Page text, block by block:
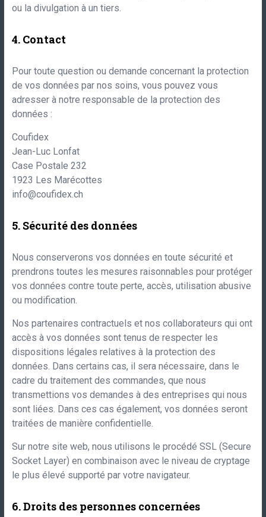
ou la divulgation à un tiers.
Contact
Pour toute question ou demande concernant la protection
de vos données par nos soins, vous pouvez vous
adresser à notre responsable de la protection des
données :
Coufidex
Jean-Luc Lonfat
Case Postale 232
1923 Les Marécottes
info@coufidex.ch
Sécurité des données
Nous conserverons vos données en toute sécurité et
prendrons toutes les mesures raisonnables pour protéger
vos données contre toute perte, accès, utilisation abusive
ou modification.
Nos partenaires contractuels et nos collaborateurs qui ont
accès à vos données sont tenus de respecter les
dispositions légales relatives à la protection des
données. Dans certains cas, il sera nécessaire, dans le
cadre du traitement des commandes, que nous
transmettions vos demandes à des entreprises qui nous
sont liées. Dans ces cas également, vos données seront
traitées de manière confidentielle.
Sur notre site web, nous utilisons le procédé SSL (Secure
Socket Layer) en combinaison avec le niveau de cryptage
le plus élevé supporté par votre navigateur.
Droits des personnes concernées